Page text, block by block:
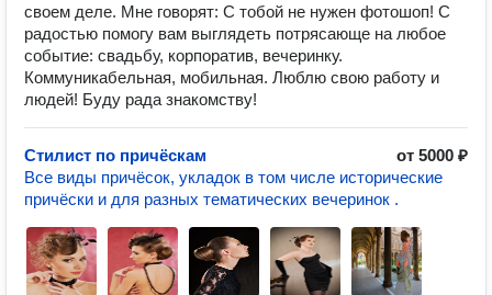
своем деле. Мне говорят: С тобой не нужен фотошоп! С
радостью помогу вам выглядеть потрясающе на любое
событие: свадьбу, корпоратив, вечеринку.
Коммуникабельная, мобильная. Люблю свою работу и
людей! Буду рада знакомству!
Стилист по причёскам
от 5000 ₽
Все виды причёсок, укладок в том числе исторические
причёски и для разных тематических вечеринок .